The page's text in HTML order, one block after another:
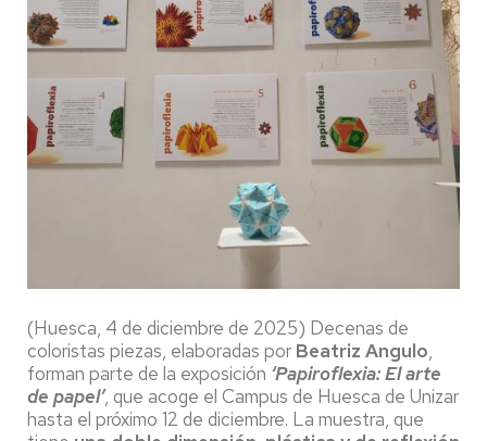
(Huesca, 4 de diciembre de 2025) Decenas de
coloristas piezas, elaboradas por Beatriz Angulo,
forman parte de la exposición ‘Papiroflexia: El arte
de papel’, que acoge el Campus de Huesca de Unizar
hasta el próximo 12 de diciembre. La muestra, que